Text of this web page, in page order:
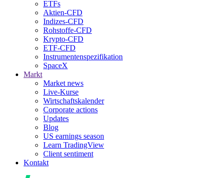
ETFs
Aktien-CFD
Indizes-CFD
Rohstoffe-CFD
Krypto-CFD
ETF-CFD
Instrumentenspezifikation
SpaceX
Markt
Market news
Live-Kurse
Wirtschaftskalender
Corporate actions
Updates
Blog
US earnings season
Learn TradingView
Client sentiment
Kontakt